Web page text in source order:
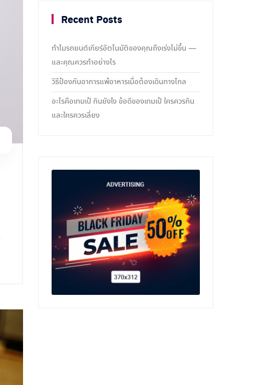
Recent Posts
ทำไมรถยนต์เกียร์อัตโนมัติของคุณถึงเร่งไม่ขึ้น —
และคุณควรทำอย่างไร
วิธีป้องกันอาการแพ้อาหารเมื่อต้องเดินทางไกล
อะไรคือเทมเป้ กินยังไง ข้อดีของเทมเป้ ใครควรกิน
และใครควรเลี่ยง